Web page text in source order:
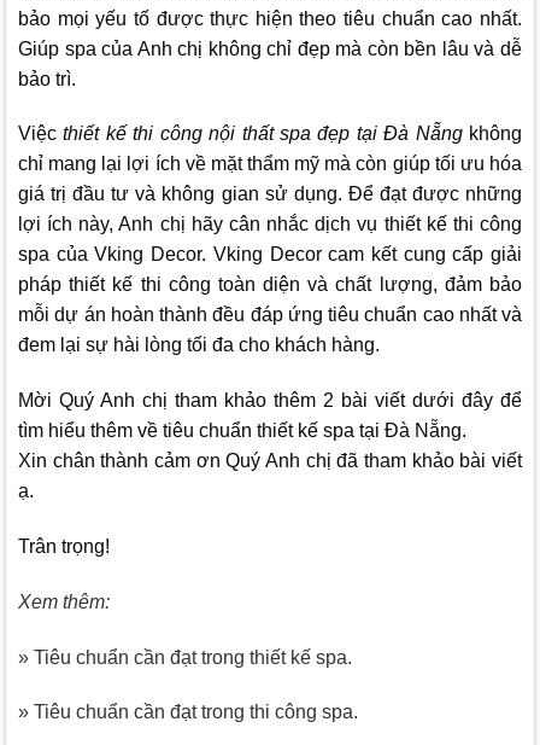
bảo mọi yếu tố được thực hiện theo tiêu chuẩn cao nhất.
Giúp spa của Anh chị không chỉ đẹp mà còn bền lâu và dễ
bảo trì.
Việcthiết kế thi công nội thất spa đẹp tại Đà Nẵngkhông
chỉ mang lại lợi ích về mặt thẩm mỹ mà còn giúp tối ưu hóa
giá trị đầu tư và không gian sử dụng. Để đạt được những
lợi ích này, Anh chị hãy cân nhắc dịch vụ thiết kế thi công
spa củaVking Decor. Vking Decorcam kết cung cấp giải
pháp thiết kế thi công toàn diện và chất lượng, đảm bảo
mỗi dự án hoàn thành đều đáp ứng tiêu chuẩn cao nhất và
đem lại sự hài lòng tối đa cho khách hàng.
Mời Quý Anh chị tham khảo thêm 2 bài viết dưới đây để
tìm hiểu thêm về tiêu chuẩn thiết kế spa tại Đà Nẵng.
Xin chân thành cảm ơn Quý Anh chị đã tham khảo bài viết
ạ.
Trân trọng!
Xem thêm:
» Tiêu chuẩn cần đạt trong thiết kế spa.
» Tiêu chuẩn cần đạt trong thi công spa.